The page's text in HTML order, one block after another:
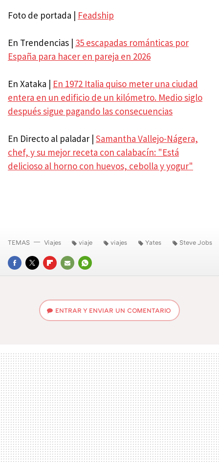
Foto de portada | Feadship
En Trendencias | 35 escapadas románticas por
España para hacer en pareja en 2026
En Xataka | En 1972 Italia quiso meter una ciudad
entera en un edificio de un kilómetro. Medio siglo
después sigue pagando las consecuencias
En Directo al paladar | Samantha Vallejo-Nágera,
chef, y su mejor receta con calabacín: "Está
delicioso al horno con huevos, cebolla y yogur"
FACEBOOK
TWITTERFLIPBOARD
E-
WHATSAPP
TEMAS Viajes viaje viajes Yates Steve Jobs
ENTRAR Y ENVIAR UN COMENTARIO